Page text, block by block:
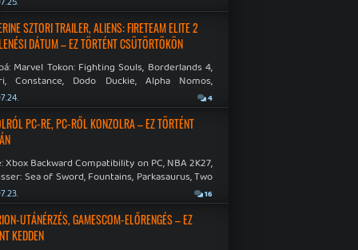
SZTORI TRAILER, ALIENS: FIRETEAM ELITE 2
DÁTUM – EZ TÖRTÉNT CSÜTÖRTÖKÖN
Marvel Tokon: Fighting Souls, Borderlands 4,
Constance, Dodo Duckie, Alpha Nomos,
Negative Frames.
4
PC-RE, PC-RŐL KONZOLRA – EZ TÖRTÉNT
Xbox Backward Compatibility on PC, NBA 2K27,
Sea of Sword, Fountains, Parkasaurus, Two
Full Health Collection.
16
UTÁNÉRZÉS, GAMESCOM-ELŐRENGÉS – EZ
KEDDEN